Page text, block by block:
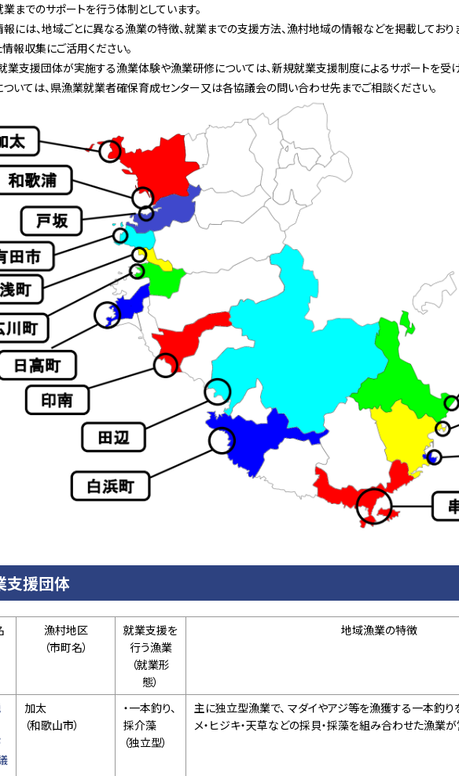
までのサポートを行う体制としています。
には、地域ごとに異なる漁業の特徴、就業までの支援方法、漁村地域の情報などを掲載しており
報収集にご活用ください。
業支援団体が実施する漁業体験や漁業研修については、新規就業支援制度によるサポートを受け
いては、県漁業就業者確保育成センター又は各協議会の問い合わせ先までご相談ください。
支援団体
漁村地区
（市町名）
就業支援を
行う漁業
（就業形
態）
地域漁業の特徴
加太
（和歌山市）
・一本釣り、
採介藻
（独立型）
主に独立型漁業で、 マダイやアジ等を漁獲する一本釣り
メ・ヒジキ・天草などの採貝・採藻を組み合わせた漁業が